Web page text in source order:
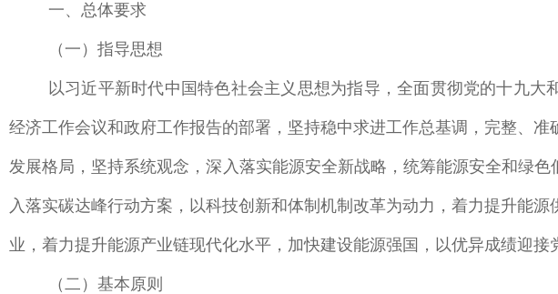
一、总体要求
（一）指导思想
以习近平新时代中国特色社会主义思想为指导，全面贯彻党的十九大
经济工作会议和政府工作报告的部署，坚持稳中求进工作总基调，完整、
发展格局，坚持系统观念，深入落实能源安全新战略，统筹能源安全和绿色
入落实碳达峰行动方案，以科技创新和体制机制改革为动力，着力提升能
业，着力提升能源产业链现代化水平，加快建设能源强国，以优异成绩迎接
（二）基本原则